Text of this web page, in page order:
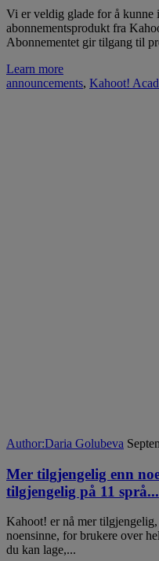
Vi er veldig glade for å kunne
abonnementsprodukt fra
Abonnementet gir tilgang til
Learn more
announcements, Kahoot!
Author:Daria Golubeva
Mer tilgjengelig enn
tilgjengelig på 11 språ...
Kahoot! er nå mer
noensinne, for brukere over
du kan lage,...